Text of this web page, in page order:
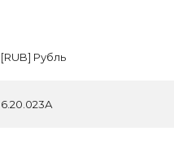
[RUB] Рубль
6.20.023А